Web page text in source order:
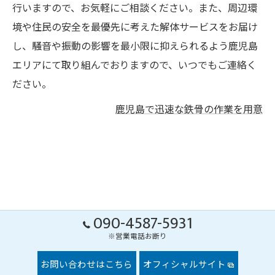
行いますので、お気軽にご相談ください。また、周辺環
境や住民の安全を最優先に考えた解体サービスをお届け
し、騒音や振動の影響を最小限に抑えられるよう鹿児島
エリアにて取り組んでおりますので、いつでもご連絡く
ださい。
鹿児島で迅速な鉄骨の作業を用意
090-4587-5931
※営業電話お断り
お問い合わせはこちら オフィシャルサイト